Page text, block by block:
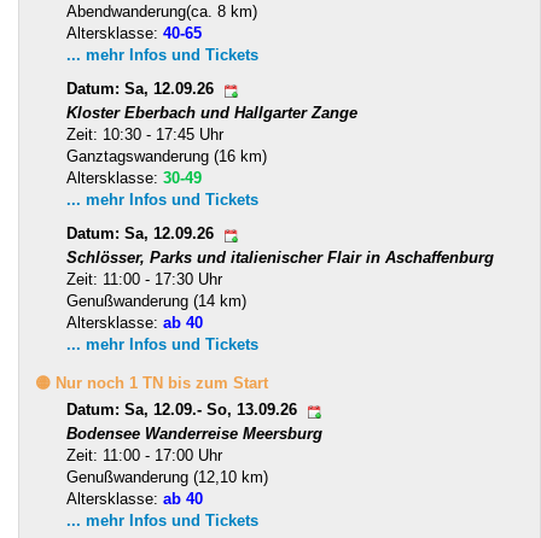
Abendwanderung(ca. 8 km)
Altersklasse: 40-65
... mehr Infos und Tickets
Datum: Sa, 12.09.26
Kloster Eberbach und Hallgarter Zange
Zeit: 10:30 - 17:45 Uhr
Ganztagswanderung (16 km)
Altersklasse: 30-49
... mehr Infos und Tickets
Datum: Sa, 12.09.26
Schlösser, Parks und italienischer Flair in Aschaffenburg
Zeit: 11:00 - 17:30 Uhr
Genußwanderung (14 km)
Altersklasse: ab 40
... mehr Infos und Tickets
🟡 Nur noch 1 TN bis zum Start
Datum: Sa, 12.09.- So, 13.09.26
Bodensee Wanderreise Meersburg
Zeit: 11:00 - 17:00 Uhr
Genußwanderung (12,10 km)
Altersklasse: ab 40
... mehr Infos und Tickets